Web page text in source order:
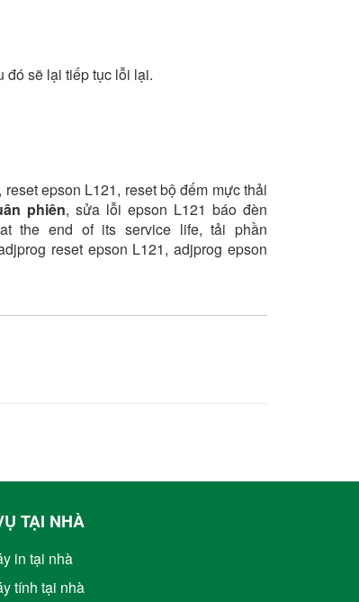
đó sẽ lại tiếp tục lỗi lại.
epson L121, reset bộ đếm mực thải
phiên, sửa lỗi epson L121 báo đèn
the end of its service life, tải phần
reset epson L121, adjprog epson
TẠI NHÀ
in tại nhà
tính tại nhà